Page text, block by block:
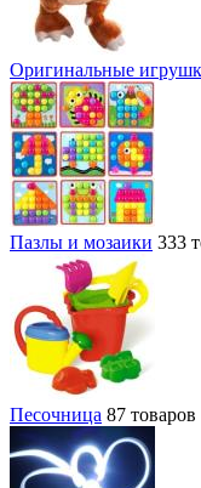
Оригинальные
Пазлы и мозаики 333
Песочница 87 товаров